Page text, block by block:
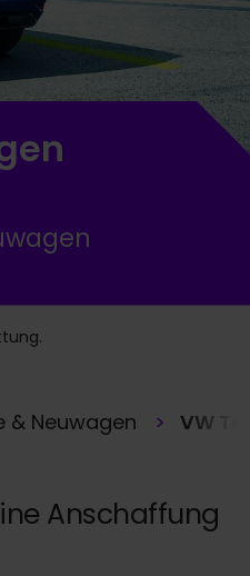
& Neuwagen VW
Anschaffung